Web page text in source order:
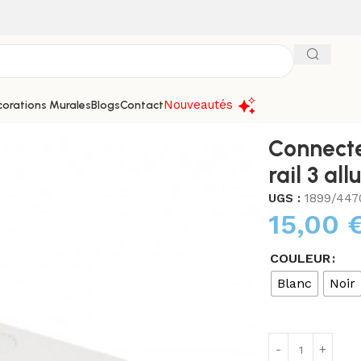
MuralesBlogsContactNouveautés
rail 3
UGS :1899/
15,00
COULEUR
Blanc
Noir